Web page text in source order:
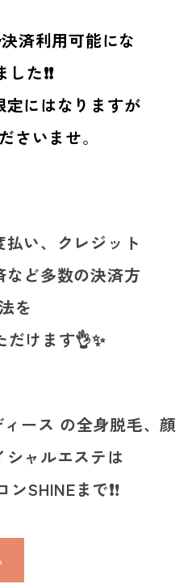
済利用可能にな
した❗❗
定にはなりますが
さいませ。
い、クレジット
ど多数の決済方
を
だけます👌✨
ース の全身脱毛、顔
シャルエステは
SHINEまで❗❗